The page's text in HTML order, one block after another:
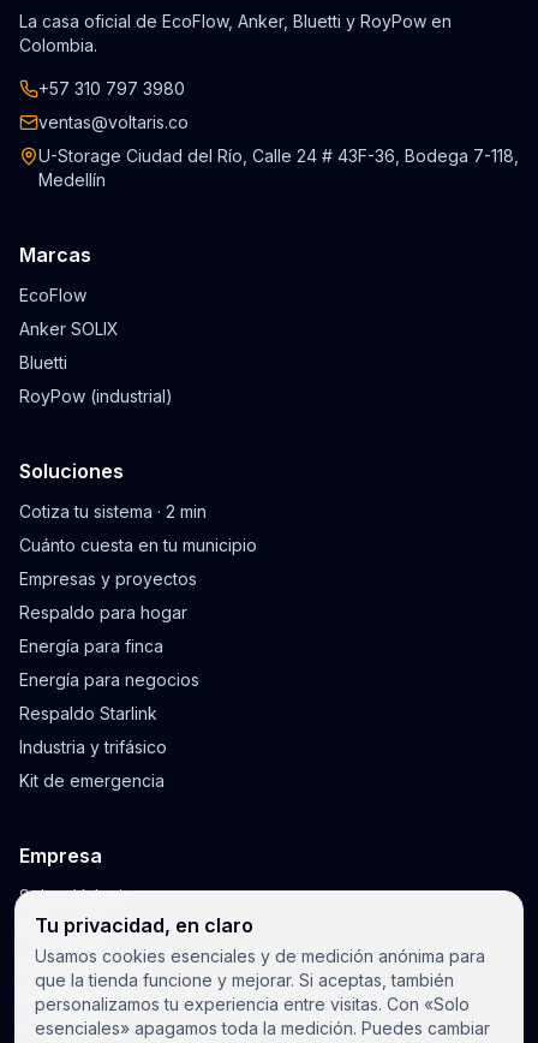
La casa oficial de EcoFlow, Anker, Bluetti y RoyPow en
Colombia.
+57 310 797 3980
ventas@voltaris.co
U-Storage Ciudad del Río, Calle 24 # 43F-36, Bodega 7-118,
Medellín
Marcas
EcoFlow
Anker SOLIX
Bluetti
RoyPow (industrial)
Soluciones
Cotiza tu sistema · 2 min
Cuánto cuesta en tu municipio
Empresas y proyectos
Respaldo para hogar
Energía para finca
Energía para negocios
Respaldo Starlink
Industria y trifásico
Kit de emergencia
Empresa
Sobre Voltaris
Blog y guías
Envíos y garantía
Notificaciones
Privacidad
Tu privacidad, en claro
Usamos cookies esenciales y de medición anónima para
que la tienda funcione y mejorar. Si aceptas, también
personalizamos tu experiencia entre visitas. Con «Solo
esenciales» apagamos toda la medición. Puedes cambiar